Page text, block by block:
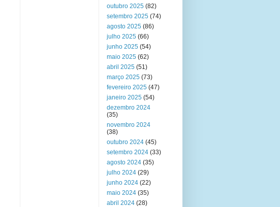
outubro 2025 (82)
setembro 2025 (74)
agosto 2025 (86)
julho 2025 (66)
junho 2025 (54)
maio 2025 (62)
abril 2025 (51)
março 2025 (73)
fevereiro 2025 (47)
janeiro 2025 (54)
dezembro 2024
(35)
novembro 2024
(38)
outubro 2024 (45)
setembro 2024 (33)
agosto 2024 (35)
julho 2024 (29)
junho 2024 (22)
maio 2024 (35)
abril 2024 (28)